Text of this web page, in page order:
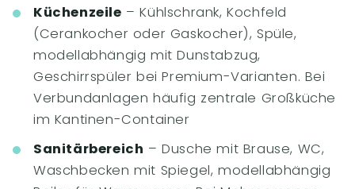
Küchenzeile – Kühlschrank, Kochfeld
(Cerankocher oder Gaskocher), Spüle,
modellabhängig mit Dunstabzug,
Geschirrspüler bei Premium-Varianten. Bei
Verbundanlagen häufig zentrale Großküche
im Kantinen-Container
Sanitärbereich – Dusche mit Brause, WC,
Waschbecken mit Spiegel, modellabhängig